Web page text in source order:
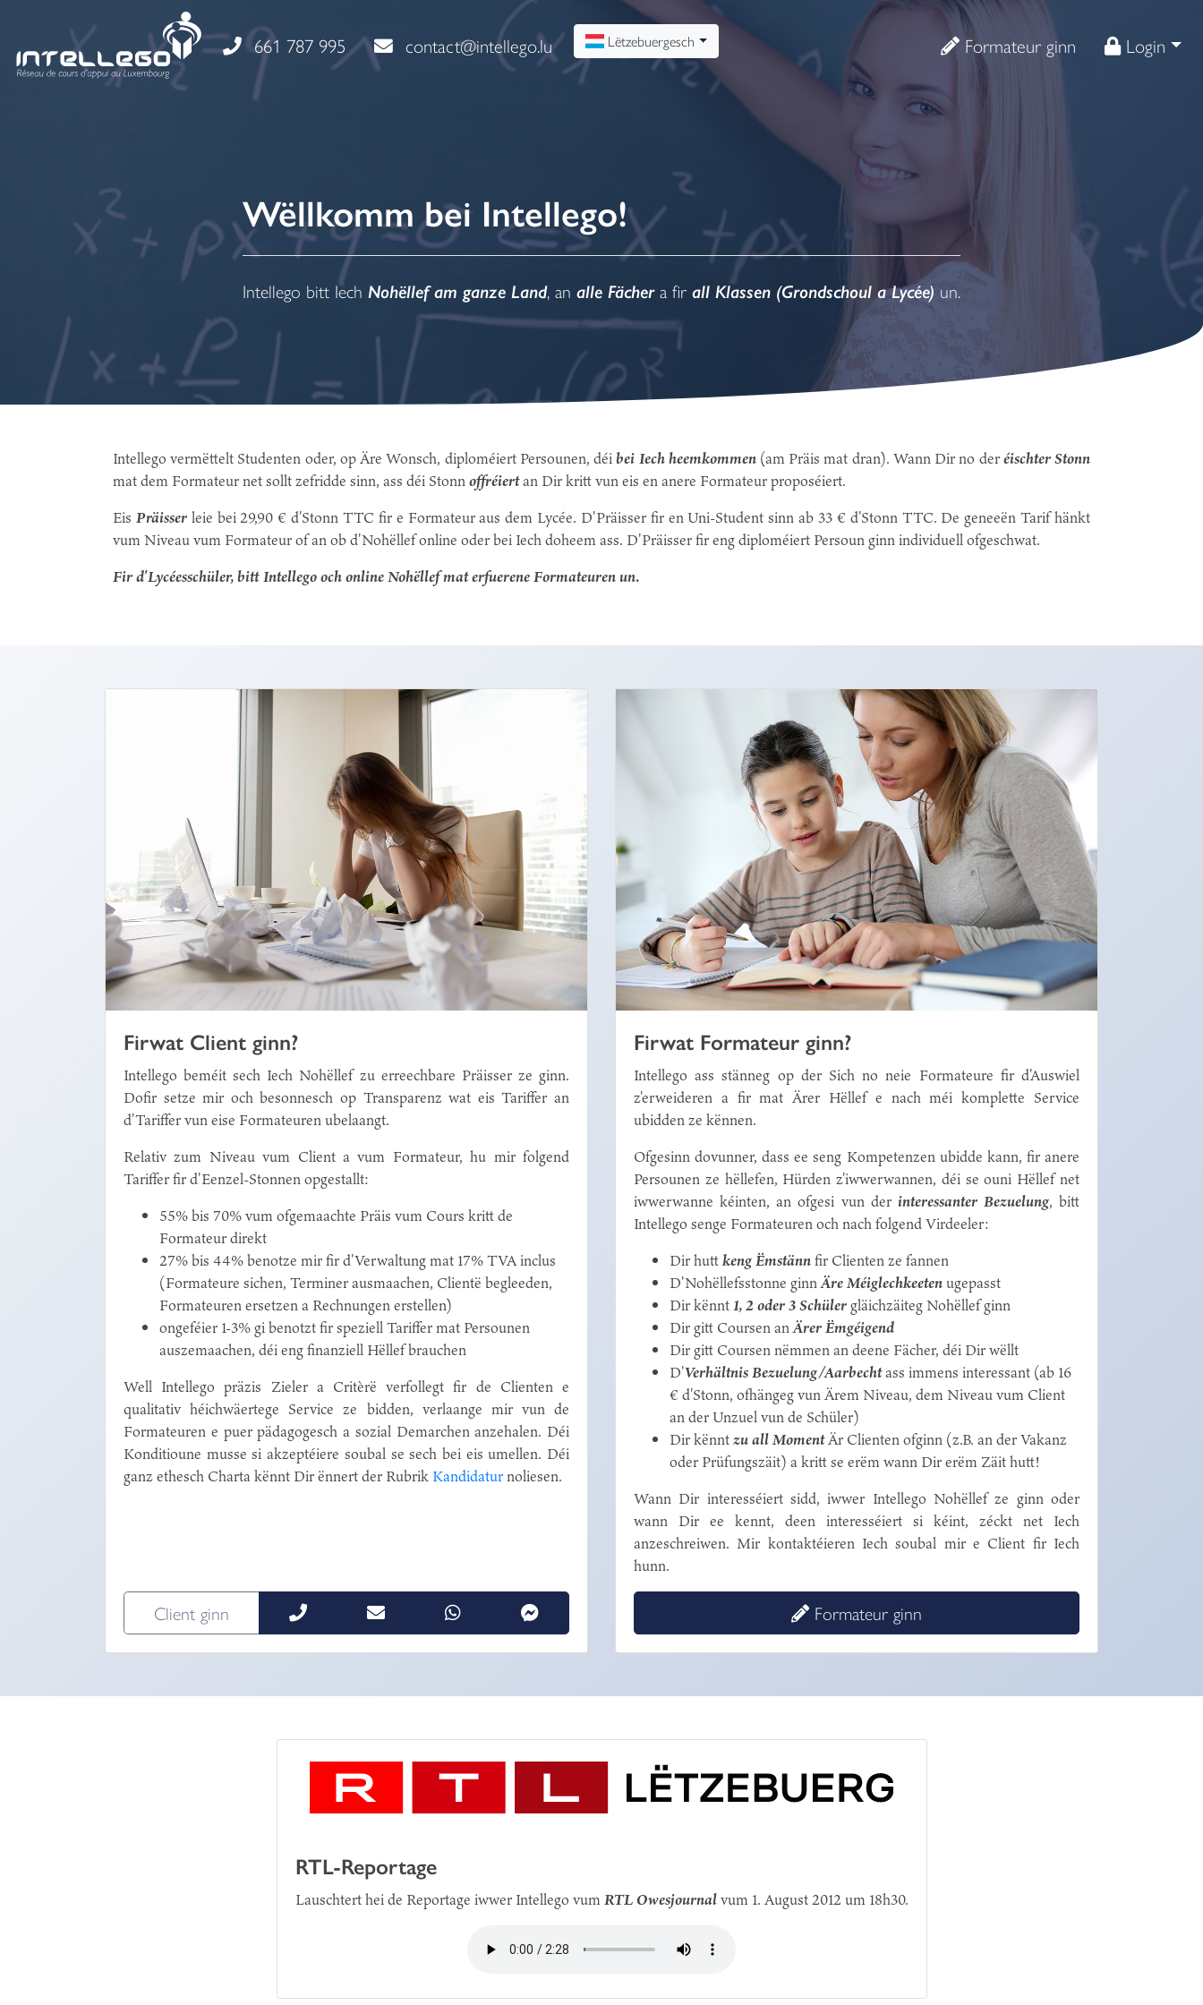
661 787 995 contact@intellego.lu Lëtzebuergesch Formateur ginn Login
Wëllkomm bei Intellego!
Intellego bitt Iech Nohëllef am ganze Land, an alle Fächera fir all Klassen (Grondschoul a Lycée) un.
Intellego vermëttelt Studenten oder, op Äre Wonsch, diploméiert Persounen, déibei Iech heemkommen(am Präis mat dran). Wann Dir no deréischter Stonn
mat dem Formateur net sollt zefridde sinn, ass déi Stonnoffréiertan Dir kritt vun eis en anere Formateur proposéiert.
Eis Präisserleie bei 29,90 € d'Stonn TTC fir e Formateur aus dem Lycée. D'Präisser fir en Uni-Student sinn ab 33 € d'Stonn TTC. De geneeën Tarif hänkt
vum Niveau vum Formateur of an ob d'Nohëllef online oder bei Iech doheem ass. D'Präisser fir eng diploméiert Persoun ginn individuell ofgeschwat.
Fir d'Lycéesschüler, bitt Intellego och online Nohëllef mat erfuerene Formateuren un.
Firwat Client ginn?
Intellego beméit sech Iech Nohëllef zu erreechbare Präisser ze ginn.
Dofir setze mir och besonnesch op Transparenz wat eis Tariffer an
d'Tariffer vun eise Formateuren ubelaangt.
Relativ zum Niveau vum Client a vum Formateur, hu mir folgend
Tariffer fir d'Eenzel-Stonnen opgestallt:
55% bis 70% vum ofgemaachte Präis vum Cours kritt de
Formateur direkt
27% bis 44% benotze mir fir d'Verwaltung mat 17% TVA inclus
(Formateure sichen, Terminer ausmaachen, Clientë begleeden,
Formateuren ersetzen a Rechnungen erstellen)
ongeféier 1-3% gi benotzt fir speziell Tariffer mat Persounen
auszemaachen, déi eng finanziell Hëllef brauchen
Well Intellego präzis Zieler a Critèrë verfollegt fir de Clienten e
qualitativ héichwäertege Service ze bidden, verlaange mir vun de
Formateuren e puer pädagogesch a sozial Demarchen anzehalen. Déi
Konditioune musse si akzeptéiere soubal se sech bei eis umellen. Déi
ganz ethesch Charta kënnt Dir ënnert der Rubrik Kandidaturnoliesen.
Client ginn
Firwat Formateur ginn?
Intellego ass stänneg op der Sich no neie Formateure fir d'Auswiel
z'erweideren a fir mat Ärer Hëllef e nach méi komplette Service
ubidden ze kënnen.
Ofgesinn dovunner, dass ee seng Kompetenzen ubidde kann, fir anere
Persounen ze hëllefen, Hürden z'iwwerwannen, déi se ouni Hëllef net
iwwerwanne kéinten, an ofgesi vun der interessanter Bezuelung, bitt
Intellego senge Formateuren och nach folgend Virdeeler:
Dir huttkeng Ëmstännfir Clienten ze fannen
D'Nohëllefsstonne ginnÄre Méiglechkeetenugepasst
Dir kënnt1, 2 oder 3 Schülergläichzäiteg Nohëllef ginn
Dir gitt Coursen anÄrer Ëmgéigend
Dir gitt Coursen nëmmen an deene Fächer, déi Dir wëllt
D'Verhältnis Bezuelung/Aarbechtass immens interessant (ab 16
€ d'Stonn, ofhängeg vun Ärem Niveau, dem Niveau vum Client
an der Unzuel vun de Schüler)
Dir kënntzu all MomentÄr Clienten ofginn (z.B. an der Vakanz
oder Prüfungszäit) a kritt se erëm wann Dir erëm Zäit hutt!
Wann Dir interesséiert sidd, iwwer Intellego Nohëllef ze ginn oder
wann Dir ee kennt, deen interesséiert si kéint, zéckt net Iech
anzeschreiwen. Mir kontaktéieren Iech soubal mir e Client fir Iech
hunn.
Formateur ginn
RTL-Reportage
Lauschtert hei de Reportage iwwer Intellego vum RTL Owesjournalvum 1. August 2012 um 18h30.